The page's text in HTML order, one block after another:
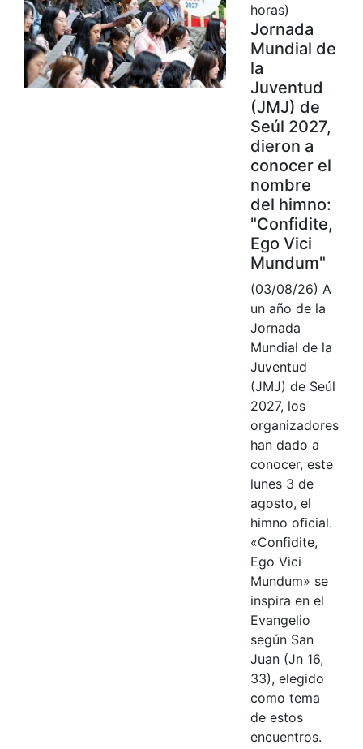
horas)
Jornada
Mundial de
la
Juventud
(JMJ) de
Seúl 2027,
dieron a
conocer el
nombre
del himno:
"Confidite,
Ego Vici
Mundum"
(03/08/26) A
un año de la
Jornada
Mundial de la
Juventud
(JMJ) de Seúl
2027, los
organizadores
han dado a
conocer, este
lunes 3 de
agosto, el
himno oficial.
«Confidite,
Ego Vici
Mundum» se
inspira en el
Evangelio
según San
Juan (Jn 16,
33), elegido
como tema
de estos
encuentros.